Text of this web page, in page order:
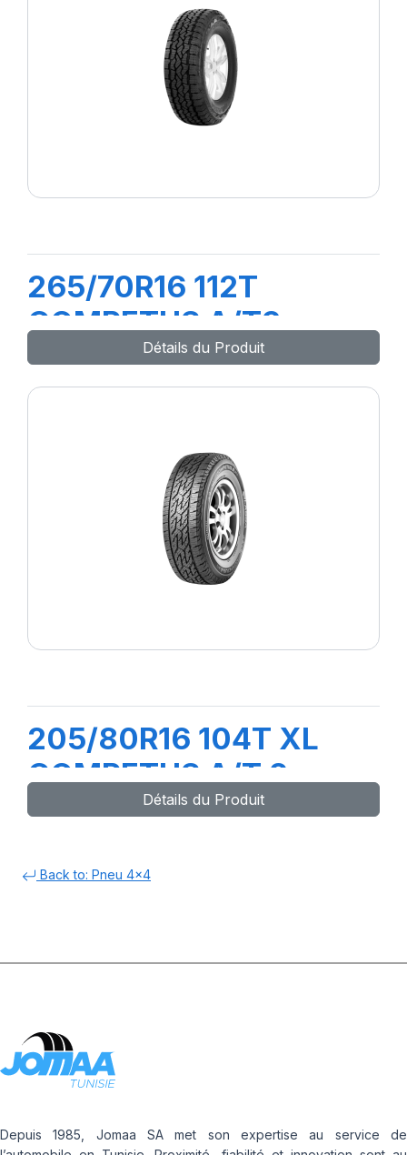
265/70R16 112T
COMPETUS A/T3
Détails du Produit
205/80R16 104T XL
COMPETUS A/T 2
Détails du Produit
Back to: Pneu 4x4
Depuis 1985, Jomaa SA met son expertise au service de